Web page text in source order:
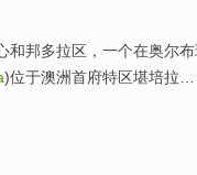
和邦多拉区，一个在奥尔
)位于澳洲首府特区堪培拉…